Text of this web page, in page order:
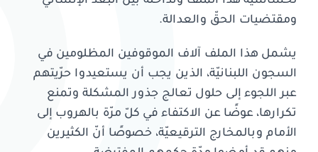
ومقتضيات الحقّ والعدالة.
يشمل هذا الملف آلاف الموقوفين المظلومين في
السجون اللبنانيّة، الذين يجب أن يستعيدوا حرّيتهم
عبر اللجوء إلى حلول تعالج جذور المشكلة وتمنع
تكرارها، عوضًا عن الاكتفاء في كلّ مرّة بالهروب إلى
الأمام وبالمخارج الترقيعيّة، خصوصًا أنّ الكثيرين